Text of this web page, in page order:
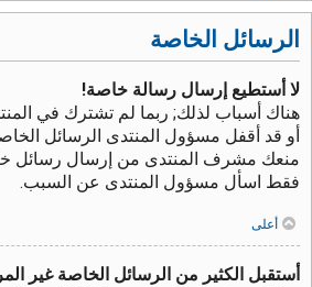
الرسائل الخاصة
لا أستطيع إرسال رسالة خاصة!
هناك أسباب لذلك; ربما لم تشترك في
أو قد أقفل مسؤول المنتدى الرسائل
منعك مشرف المنتدى من إرسال رسائل
فقط اسأل مسؤول المنتدى عن السبب.
أعلى
أستقبل الكثير من الرسائل الخاصة غير